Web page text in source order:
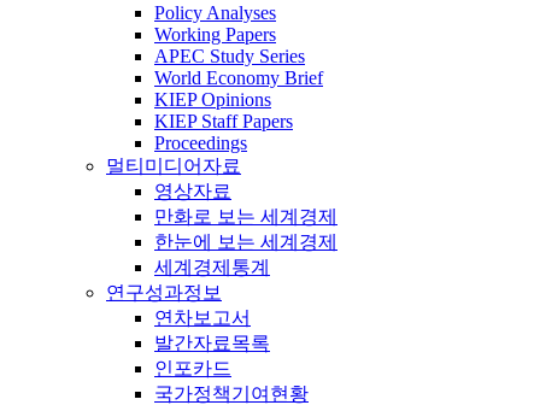
Policy Analyses
Working Papers
APEC Study Series
World Economy Brief
KIEP Opinions
KIEP Staff Papers
Proceedings
멀티미디어자료
영상자료
만화로 보는 세계경제
한눈에 보는 세계경제
세계경제통계
연구성과정보
연차보고서
발간자료목록
인포카드
국가정책기여현황